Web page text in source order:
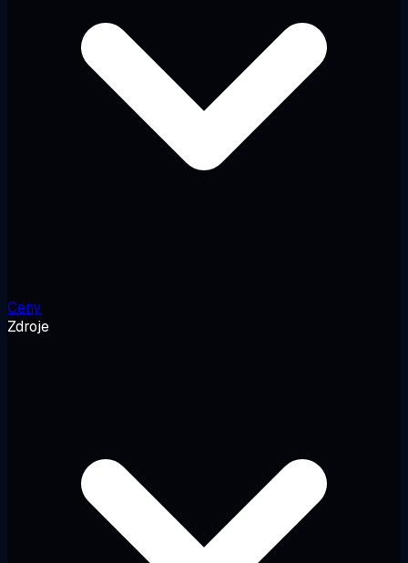
Ceny
Zdroje